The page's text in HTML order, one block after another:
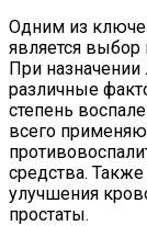
Одним из
является выбор
При назначении
различные
степень
всего
средства.
улучшения
простаты.